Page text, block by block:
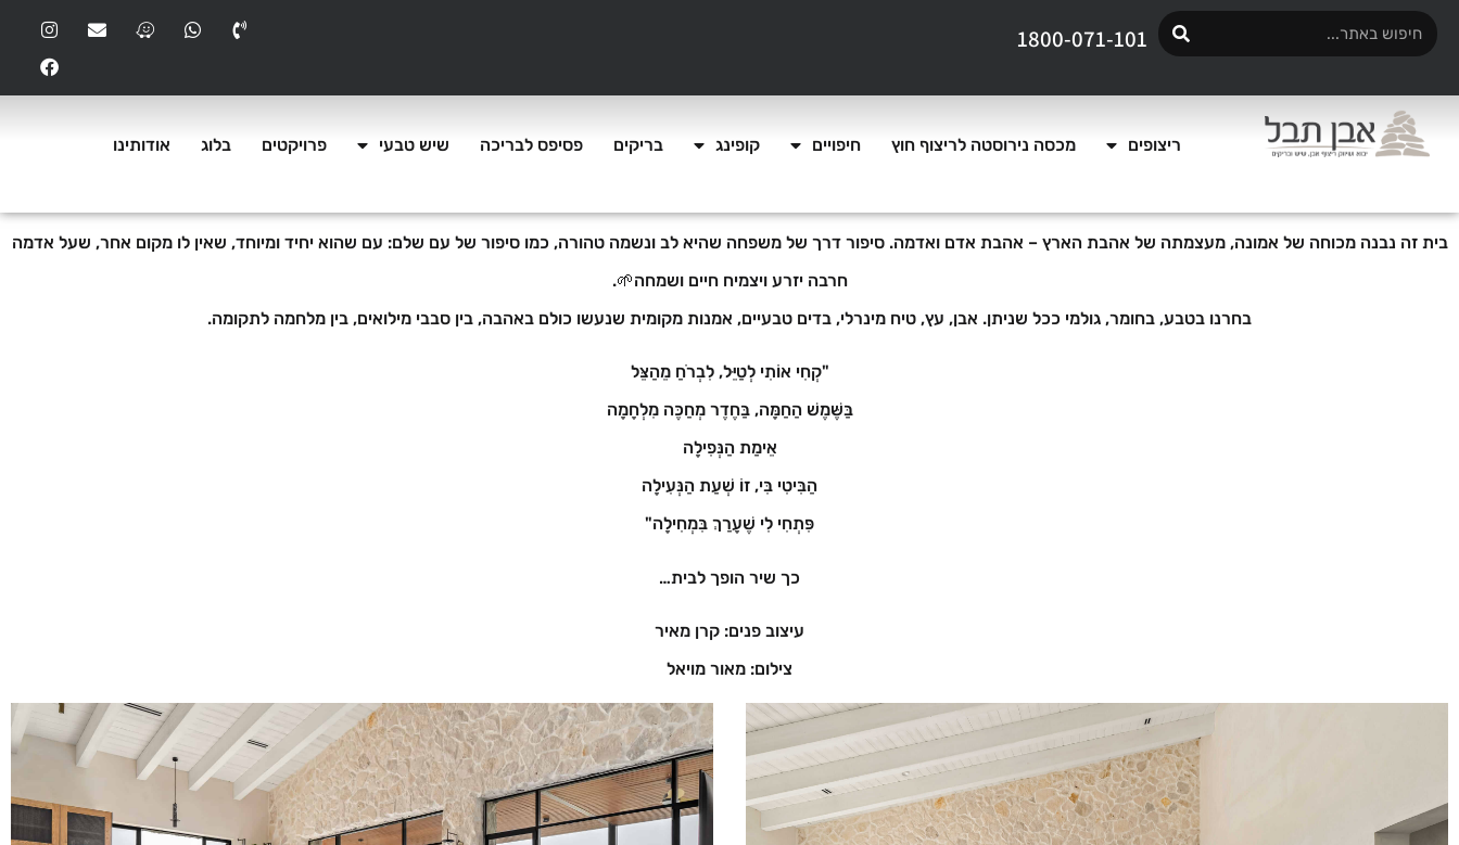
1800-071-101
ריצופים מכסה נירוסטה לריצוף חוץ חיפויים קופינג בריקים פסיפס לבריכה שיש טבעי פרויקטים בלוג אודותינו
בית זה נבנה מכוחה של אמונה, מעצמתה של אהבת הארץ – אהבת אדם ואדמה. סיפור דרך של משפחה שהיא לב ונשמה טהורה, כמו סיפור של עם שלם: עם שהוא יחיד ומיוחד, שאין לו מקום אחר, שעל אדמה
חרבה יזרע ויצמיח חיים ושמחה🌱.
בחרנו בטבע, בחומר, גולמי ככל שניתן. אבן, עץ, טיח מינרלי, בדים טבעיים, אמנות מקומית שנעשו כולם באהבה, בין סבבי מילואים, בין מלחמה לתקומה.
"קְחִי אוֹתִי לְטַיֵּל, לִבְרֹחַ מֵהַצֵּל
בַּשֶּׁמֶשׁ הַחַמָּה, בַּחֶדֶר מְחַכֶּה מִלְחָמָה
אֵימַת הַנְּפִילָה
הַבִּיטִי בִּי, זוֹ שְׁעַת הַנְּעִילָה
פִּתְחִי לִי שֶׁעָרַךְ בִּמְחִילָה"
כך שיר הופך לבית…
עיצוב פנים: קרן מאיר
צילום: מאור מויאל